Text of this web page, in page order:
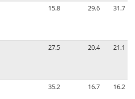
15.8 29.6 31.7
27.5 20.4 21.1
35.2 16.7 16.2